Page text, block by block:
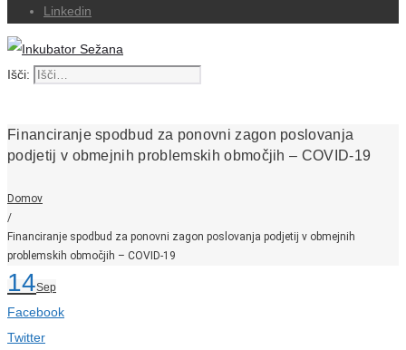
Linkedin
Išči:
Financiranje spodbud za ponovni zagon poslovanja
podjetij v obmejnih problemskih območjih – COVID-19
Domov
/
Financiranje spodbud za ponovni zagon poslovanja podjetij v obmejnih
problemskih območjih – COVID-19
14Sep
Facebook
Twitter